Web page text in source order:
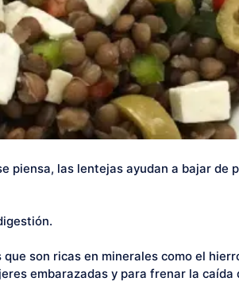
piensa, las lentejas ayudan a bajar de
son ricas en minerales como el
embarazadas y para frenar la caída